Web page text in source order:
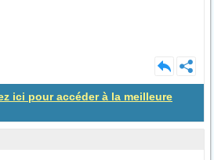
ici pour accéder à la meilleure